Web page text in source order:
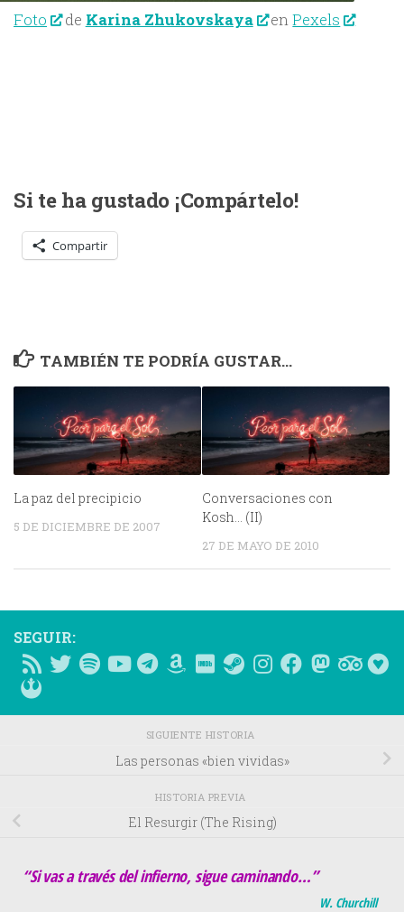
Foto de Karina Zhukovskaya enPexels
Si te ha gustado ¡Compártelo!
Compartir
TAMBIÉN TE PODRÍA GUSTAR...
La paz del precipicio
5 DE DICIEMBRE DE 2007
Conversaciones con
Kosh… (II)
27 DE MAYO DE 2010
SEGUIR:
SIGUIENTE HISTORIA
Las personas «bien vividas»
HISTORIA PREVIA
El Resurgir (The Rising)
“Si vas a través del infierno, sigue caminando…”
W. Churchill